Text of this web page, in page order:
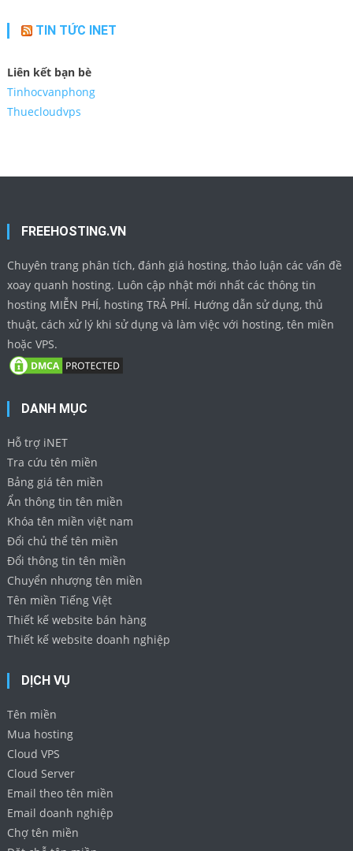
TIN TỨC INET
Liên kết bạn bè
Tinhocvanphong
Thuecloudvps
FREEHOSTING.VN
Chuyên trang phân tích, đánh giá hosting, thảo luận các vấn đề
xoay quanh hosting. Luôn cập nhật mới nhất các thông tin
hosting MIỄN PHÍ, hosting TRẢ PHÍ. Hướng dẫn sử dụng, thủ
thuật, cách xử lý khi sử dụng và làm việc với hosting, tên miền
hoặc VPS.
DANH MỤC
Hỗ trợ iNET
Tra cứu tên miền
Bảng giá tên miền
Ẩn thông tin tên miền
Khóa tên miền việt nam
Đổi chủ thể tên miền
Đổi thông tin tên miền
Chuyển nhượng tên miền
Tên miền Tiếng Việt
Thiết kế website bán hàng
Thiết kế website doanh nghiệp
DỊCH VỤ
Tên miền
Mua hosting
Cloud VPS
Cloud Server
Email theo tên miền
Email doanh nghiệp
Chợ tên miền